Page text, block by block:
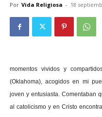
Por Vida Religiosa - 18
momentos vividos y
(Oklahoma), acogidos en mi
joven y entusiasta. Comentaban
al catolicismo y en Cristo